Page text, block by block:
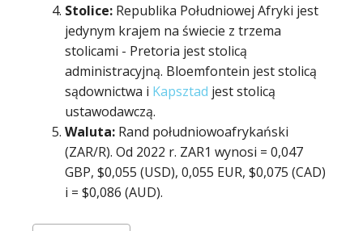
Stolice: Republika Południowej Afryki jest
jedynym krajem na świecie z trzema
stolicami - Pretoria jest stolicą
administracyjną. Bloemfontein jest stolicą
sądownictwa i Kapsztad jest stolicą
ustawodawczą.
Waluta: Rand południowoafrykański
(ZAR/R). Od 2022 r. ZAR1 wynosi = 0,047
GBP, $0,055 (USD), 0,055 EUR, $0,075 (CAD)
i = $0,086 (AUD).